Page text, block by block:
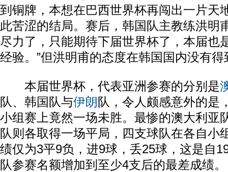
到铜牌，本想在巴西世界杯再闯出一片天
此苦涩的结局。赛后，韩国队主教练洪明
尽力了，只能期待下届世界杯了，本届也
经验。”但洪明甫的态度在韩国国内没有
本届世界杯，代表亚洲参赛的分别是
队、韩国队与伊朗队，令人颇感意外的是
小组赛上竟然一场未胜。最惨的澳大利亚
队则各取得一场平局，四支球队在各自小
绩仅为3平9负，进9球，丢25球，这是自
队参赛名额增加到至少4支后的最差成绩。